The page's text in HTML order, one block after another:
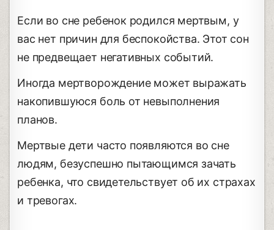
Если во сне ребенок родился мертвым, у
вас нет причин для беспокойства. Этот сон
не предвещает негативных событий.
Иногда мертворождение может выражать
накопившуюся боль от невыполнения
планов.
Мертвые дети часто появляются во сне
людям, безуспешно пытающимся зачать
ребенка, что свидетельствует об их страхах
и тревогах.